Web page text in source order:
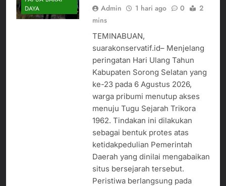
DAYA
Admin 1 hari ago 0
2
mins
TEMINABUAN,
suarakonservatif.id– Menjelang
peringatan Hari Ulang Tahun
Kabupaten Sorong Selatan yang
ke-23 pada 6 Agustus 2026,
warga pribumi menutup akses
menuju Tugu Sejarah Trikora
1962. Tindakan ini dilakukan
sebagai bentuk protes atas
ketidakpedulian Pemerintah
Daerah yang dinilai mengabaikan
situs bersejarah tersebut.
Peristiwa berlangsung pada